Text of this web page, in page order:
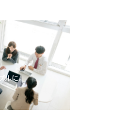
ス｜朝は
朝食・ビー
ルに。